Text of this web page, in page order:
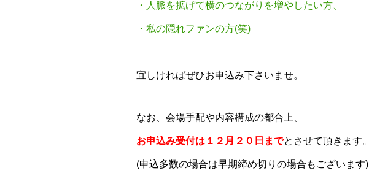
・人脈を拡げて横のつながりを増やしたい方、
・私の隠れファンの方(笑)
宜しければぜひお申込み下さいませ。
なお、会場手配や内容構成の都合上、
お申込み受付は１２月２０日までとさせて頂きます。
(申込多数の場合は早期締め切りの場合もございます)